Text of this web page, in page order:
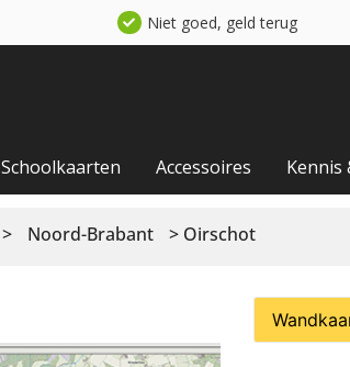
Niet goed, geld terug
Schoolkaarten Accessoires Kennis
> Noord-Brabant > Oirschot